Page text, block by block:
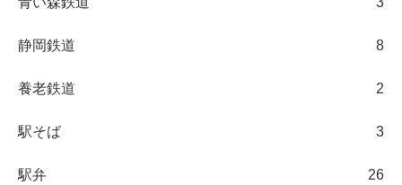
静岡鉄道 8
養老鉄道 2
駅そば 3
駅弁 26